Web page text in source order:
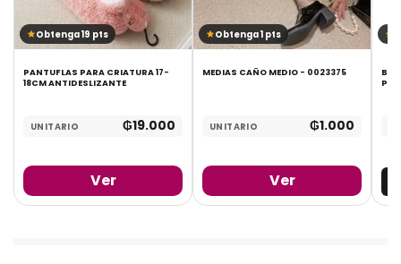
Obtenga 19 pts
PANTUFLAS PARA CRIATURA 17-
18CM ANTIDESLIZANTE
UNITARIO ₲19.000
Ver
Obtenga 1 pts
MEDIAS CAÑO MEDIO - 0023375
UNITARIO ₲1.000
Ver